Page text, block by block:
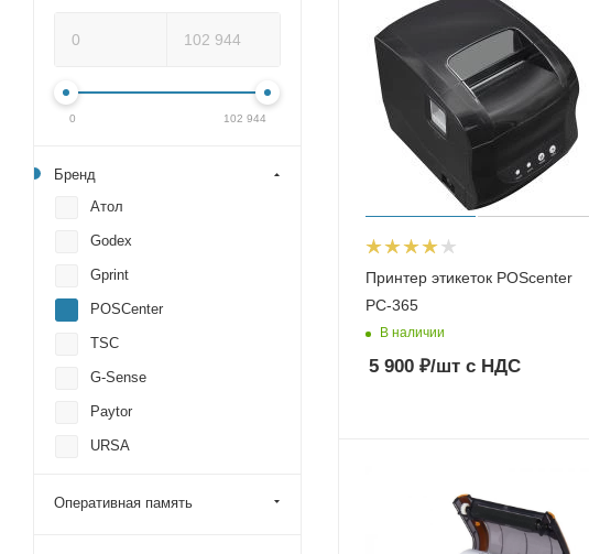
Принтер этикеток POScenter
PC-365
В наличии
5 900 ₽/шт с НДС
0 102 944
Бренд
Атол
Godex
Gprint
POSCenter
TSC
G-Sense
Paytor
URSA
Оперативная память